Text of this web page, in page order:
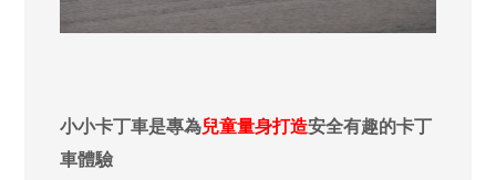
小小卡丁車是專為兒童量身打造安全有趣的卡丁
車體驗